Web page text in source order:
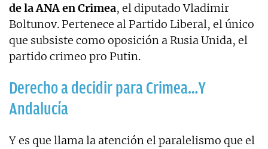
de la ANA en Crimea, el diputado Vladimir
Boltunov. Pertenece al Partido Liberal, el único
que subsiste como oposición a Rusia Unida, el
partido crimeo pro Putin.
Derecho a decidir para Crimea…Y
Andalucía
Y es que llama la atención el paralelismo que el